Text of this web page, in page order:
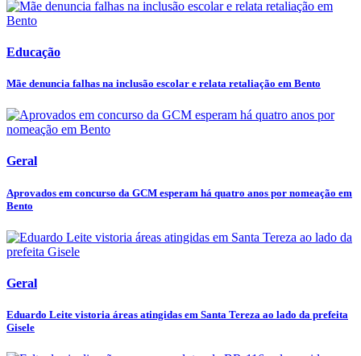
Educação
Mãe denuncia falhas na inclusão escolar e relata retaliação em Bento
Geral
Aprovados em concurso da GCM esperam há quatro anos por nomeação em
Bento
Geral
Eduardo Leite vistoria áreas atingidas em Santa Tereza ao lado da prefeita
Gisele